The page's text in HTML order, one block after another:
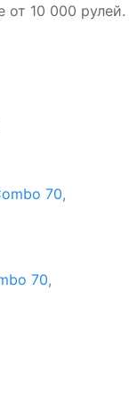
от 10 000 рулей.
70,